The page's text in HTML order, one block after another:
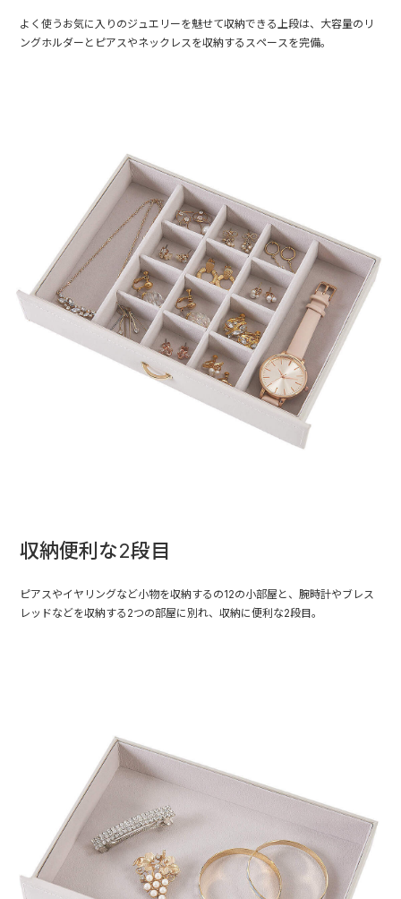
よく使うお気に入りのジュエリーを魅せて収納できる上段は、大容量のリ
ングホルダーとピアスやネックレスを収納するスペースを完備。
収納便利な2段目
ピアスやイヤリングなど小物を収納するの12の小部屋と、腕時計やブレス
レッドなどを収納する2つの部屋に別れ、収納に便利な2段目。